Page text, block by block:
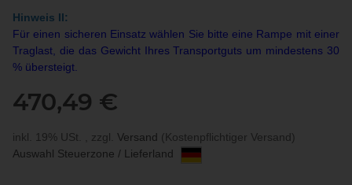
Hinweis II:
Für einen sicheren Einsatz wählen Sie bitte eine Rampe mit einer
Traglast, die das Gewicht Ihres Transportguts um mindestens 30
% übersteigt.
470,49 €
inkl. 19% USt. , zzgl. Versand (Kostenpflichtiger Versand)
Auswahl Steuerzone / Lieferland